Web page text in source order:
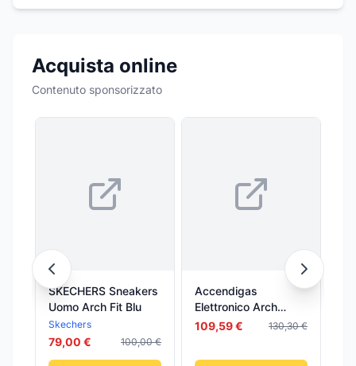
Acquista online
Contenuto sponsorizzato
SKECHERS Sneakers
Uomo Arch Fit Blu
Skechers
79,00 € 100,00 €
Accendigas
Elettronico Arch
Colori Assortiti 12
109,59 € 130,30 €